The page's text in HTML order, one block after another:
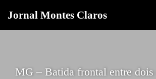
Jornal Montes Claros
MG – Batida frontal entre dois